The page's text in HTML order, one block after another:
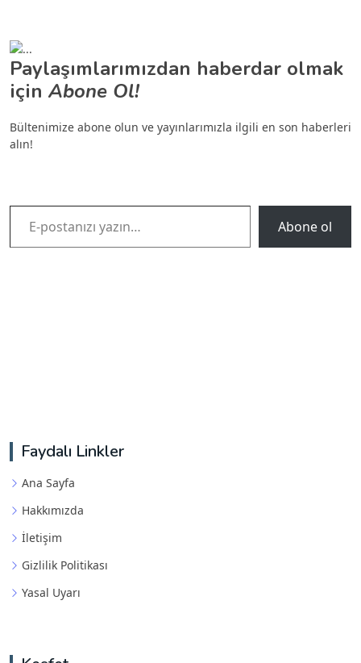
Paylaşımlarımızdan haberdar olmak
için Abone Ol!
Bültenimize abone olun ve yayınlarımızla ilgili en son haberleri
alın!
E-postanızı yazın…
Abone ol
Faydalı Linkler
Ana Sayfa
Hakkımızda
İletişim
Gizlilik Politikası
Yasal Uyarı